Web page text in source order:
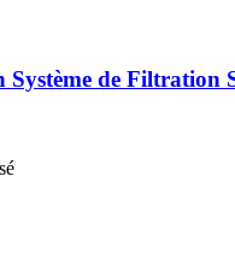
Système de Filtration